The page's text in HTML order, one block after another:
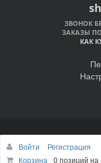
ЗВОНОК
ЗАКАЗЫ
КАК
©
Войти
Регистрация
Корзина
0 позиций на